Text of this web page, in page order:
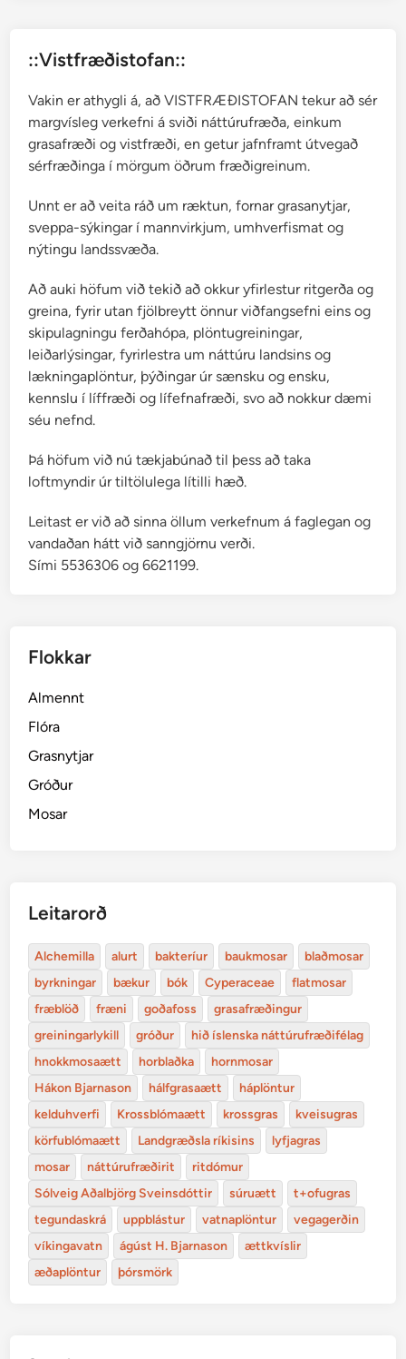
g
n
a
::Vistfræðistofan::
Vakin er athygli á, að VISTFRÆÐISTOFAN tekur að sér
margvísleg verkefni á sviði náttúrufræða, einkum
grasafræði og vistfræði, en getur jafnframt útvegað
sérfræðinga í mörgum öðrum fræðigreinum.
Unnt er að veita ráð um ræktun, fornar grasanytjar,
sveppa-sýkingar í mannvirkjum, umhverfismat og
nýtingu landssvæða.
Að auki höfum við tekið að okkur yfirlestur ritgerða og
greina, fyrir utan fjölbreytt önnur viðfangsefni eins og
skipulagningu ferðahópa, plöntugreiningar,
leiðarlýsingar, fyrirlestra um náttúru landsins og
lækningaplöntur, þýðingar úr sænsku og ensku,
kennslu í líffræði og lífefnafræði, svo að nokkur dæmi
séu nefnd.
Þá höfum við nú tækjabúnað til þess að taka
loftmyndir úr tiltölulega lítilli hæð.
Leitast er við að sinna öllum verkefnum á faglegan og
vandaðan hátt við sanngjörnu verði.
Sími 5536306 og 6621199.
Flokkar
Almennt
Flóra
Grasnytjar
Gróður
Mosar
Leitarorð
Alchemilla alurt bakteríur baukmosar
blaðmosar
byrkningar
bækur bók Cyperaceae
flatmosar
fræblöð
fræni goðafoss
grasafræðingur
greiningarlykill
gróður
hið íslenska náttúrufræðifélag
hnokkmosaætt
horblaðka
hornmosar
Hákon Bjarnason
hálfgrasaætt
háplöntur
kelduhverfi
Krossblómaætt krossgras
kveisugras
körfublómaætt
Landgræðsla ríkisins
lyfjagras
mosar
náttúrufræðirit
ritdómur
Sólveig Aðalbjörg Sveinsdóttir
súruætt
t+ofugras
tegundaskrá
uppblástur vatnaplöntur
vegagerðin
víkingavatn
ágúst H. Bjarnason
ættkvíslir
æðaplöntur
þórsmörk